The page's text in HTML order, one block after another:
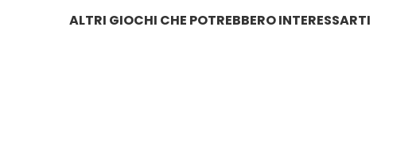
ALTRI GIOCHI CHE POTREBBERO INTERESSARTI